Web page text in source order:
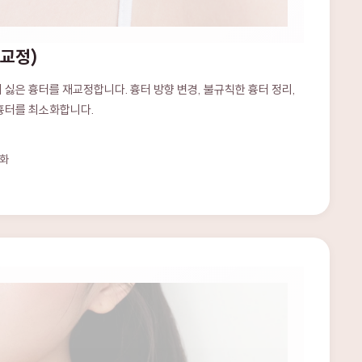
정)
은 흉터를 재교정합니다. 흉터 방향 변경, 불규칙한 흉터 정리,
를 최소화합니다.